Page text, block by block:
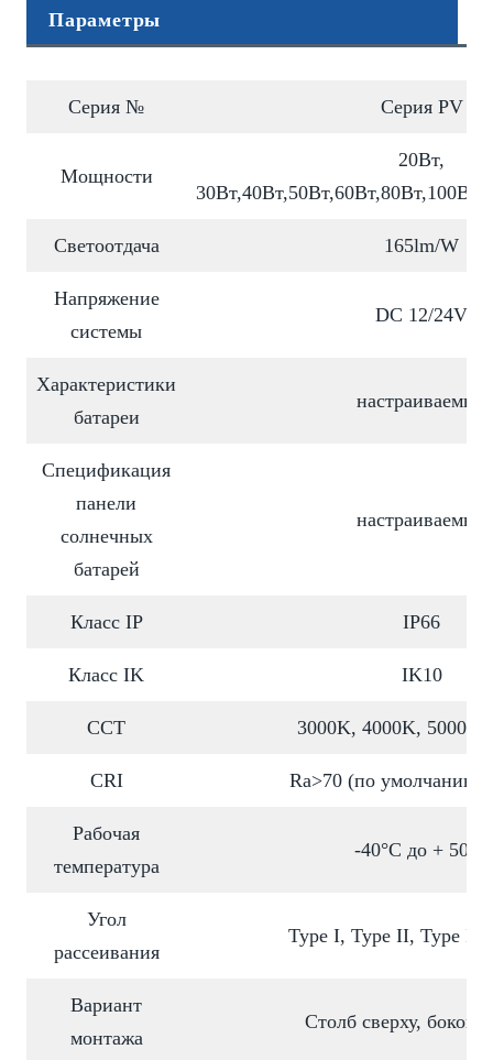
Параметры
Серия № Серия PV
Мощности
20Вт,
Светоотдача 165lm/W
Напряжение
системы
DC 12/24V
Характеристики
батареи
настраиваемый
Спецификация
панели
солнечных
батарей
настраиваемый
Класс IP IP66
Класс IK IK10
CCT 3000K, 4000K, 5000K,
CRI Ra>70 (по умолчанию)
Рабочая
температура
-40°C до + 50°C
Угол
рассеивания
Type I, Type II, Type
Вариант
монтажа
Столб сверху,